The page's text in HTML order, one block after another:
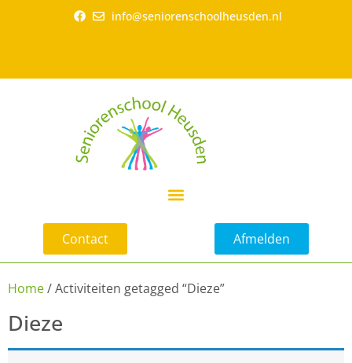
info@seniorenschoolheusden.nl
Contact Afmelden
Home/ Activiteiten getagged “Dieze”
Dieze